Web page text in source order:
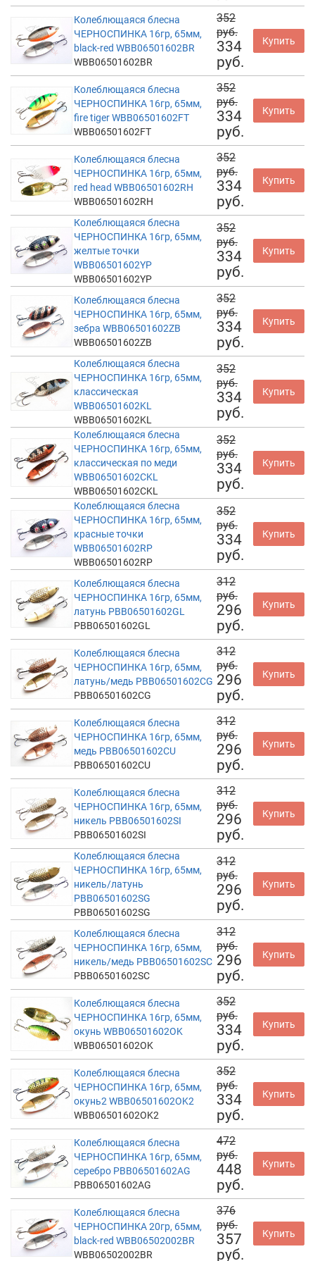
Колеблющаяся блесна
ЧЕРНОСПИНКА 16гр, 65мм,
black-red WBB06501602BR
WBB06501602BR
352
руб.
334
руб.
Купить
Колеблющаяся блесна
ЧЕРНОСПИНКА 16гр, 65мм,
fire tiger WBB06501602FT
WBB06501602FT
352
руб.
334
руб.
Купить
Колеблющаяся блесна
ЧЕРНОСПИНКА 16гр, 65мм,
red head WBB06501602RH
WBB06501602RH
352
руб.
334
руб.
Купить
Колеблющаяся блесна
ЧЕРНОСПИНКА 16гр, 65мм,
желтые точки
WBB06501602YP
WBB06501602YP
352
руб.
334
руб.
Купить
Колеблющаяся блесна
ЧЕРНОСПИНКА 16гр, 65мм,
зебра WBB06501602ZB
WBB06501602ZB
352
руб.
334
руб.
Купить
Колеблющаяся блесна
ЧЕРНОСПИНКА 16гр, 65мм,
классическая
WBB06501602KL
WBB06501602KL
352
руб.
334
руб.
Купить
Колеблющаяся блесна
ЧЕРНОСПИНКА 16гр, 65мм,
классическая по меди
WBB06501602CKL
WBB06501602CKL
352
руб.
334
руб.
Купить
Колеблющаяся блесна
ЧЕРНОСПИНКА 16гр, 65мм,
красные точки
WBB06501602RP
WBB06501602RP
352
руб.
334
руб.
Купить
Колеблющаяся блесна
ЧЕРНОСПИНКА 16гр, 65мм,
латунь PBB06501602GL
PBB06501602GL
312
руб.
296
руб.
Купить
Колеблющаяся блесна
ЧЕРНОСПИНКА 16гр, 65мм,
латунь/медь PBB06501602CG
PBB06501602CG
312
руб.
296
руб.
Купить
Колеблющаяся блесна
ЧЕРНОСПИНКА 16гр, 65мм,
медь PBB06501602CU
PBB06501602CU
312
руб.
296
руб.
Купить
Колеблющаяся блесна
ЧЕРНОСПИНКА 16гр, 65мм,
никель PBB06501602SI
PBB06501602SI
312
руб.
296
руб.
Купить
Колеблющаяся блесна
ЧЕРНОСПИНКА 16гр, 65мм,
никель/латунь
PBB06501602SG
PBB06501602SG
312
руб.
296
руб.
Купить
Колеблющаяся блесна
ЧЕРНОСПИНКА 16гр, 65мм,
никель/медь PBB06501602SC
PBB06501602SC
312
руб.
296
руб.
Купить
Колеблющаяся блесна
ЧЕРНОСПИНКА 16гр, 65мм,
окунь WBB06501602OK
WBB06501602OK
352
руб.
334
руб.
Купить
Колеблющаяся блесна
ЧЕРНОСПИНКА 16гр, 65мм,
окунь2 WBB06501602OK2
WBB06501602OK2
352
руб.
334
руб.
Купить
Колеблющаяся блесна
ЧЕРНОСПИНКА 16гр, 65мм,
серебро PBB06501602AG
PBB06501602AG
472
руб.
448
руб.
Купить
Колеблющаяся блесна
ЧЕРНОСПИНКА 20гр, 65мм,
black-red WBB06502002BR
WBB06502002BR
376
руб.
357
руб.
Купить